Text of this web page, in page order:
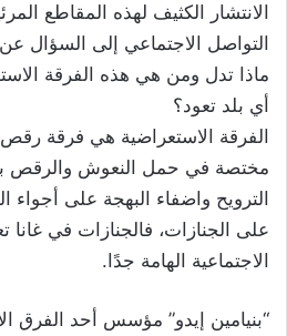
الانتشار الكثيف لهذه المقاطع
التواصل الاجتماعي إلى السؤال
ماذا تدل ومن هي هذه الفرقة
أي بلد تعود؟
الفرقة الاستعراضية هي فرقة
مختصة في حمل النعوش والرقص
الترويح واضفاء البهجة على
على الجنازات، فالجنازات في غانا
الاجتماعية الهامة جدًا.
“بنيامين إيدو” مؤسس أحد الفرق